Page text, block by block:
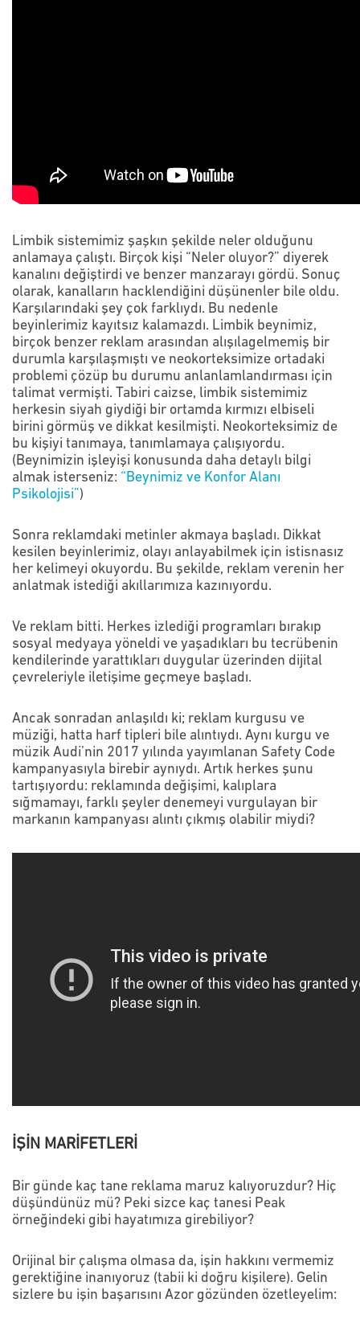
Limbik sistemimiz şaşkın şekilde neler olduğunu
anlamaya çalıştı. Birçok kişi “Neler oluyor?” diyerek
kanalını değiştirdi ve benzer manzarayı gördü. Sonuç
olarak, kanalların hacklendiğini düşünenler bile oldu.
Karşılarındaki şey çok farklıydı. Bu nedenle
beyinlerimiz kayıtsız kalamazdı. Limbik beynimiz,
birçok benzer reklam arasından alışılagelmemiş bir
durumla karşılaşmıştı ve neokorteksimize ortadaki
problemi çözüp bu durumu anlanlamlandırması için
talimat vermişti. Tabiri caizse, limbik sistemimiz
herkesin siyah giydiği bir ortamda kırmızı elbiseli
birini görmüş ve dikkat kesilmişti. Neokorteksimiz de
bu kişiyi tanımaya, tanımlamaya çalışıyordu.
(Beynimizin işleyişi konusunda daha detaylı bilgi
almak isterseniz: “Beynimiz ve Konfor Alanı
Psikolojisi”)
Sonra reklamdaki metinler akmaya başladı. Dikkat
kesilen beyinlerimiz, olayı anlayabilmek için istisnasız
her kelimeyi okuyordu. Bu şekilde, reklam verenin her
anlatmak istediği akıllarımıza kazınıyordu.
Ve reklam bitti. Herkes izlediği programları bırakıp
sosyal medyaya yöneldi ve yaşadıkları bu tecrübenin
kendilerinde yarattıkları duygular üzerinden dijital
çevreleriyle iletişime geçmeye başladı.
Ancak sonradan anlaşıldı ki; reklam kurgusu ve
müziği, hatta harf tipleri bile alıntıydı. Aynı kurgu ve
müzik Audi’nin 2017 yılında yayımlanan Safety Code
kampanyasıyla birebir aynıydı. Artık herkes şunu
tartışıyordu: reklamında değişimi, kalıplara
sığmamayı, farklı şeyler denemeyi vurgulayan bir
markanın kampanyası alıntı çıkmış olabilir miydi?
İŞİN MARİFETLERİ
Bir günde kaç tane reklama maruz kalıyoruzdur? Hiç
düşündünüz mü? Peki sizce kaç tanesi Peak
örneğindeki gibi hayatımıza girebiliyor?
Orijinal bir çalışma olmasa da, işin hakkını vermemiz
gerektiğine inanıyoruz (tabii ki doğru kişilere). Gelin
sizlere bu işin başarısını Azor gözünden özetleyelim: